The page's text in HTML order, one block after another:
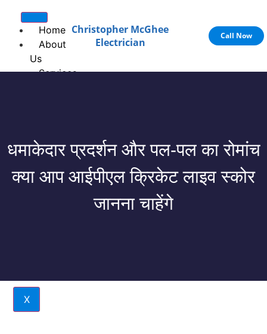
Home
About
Us
Services
Repairs
Heat Pump
Generator Installation
X
Christopher McGhee
Electrician
Call Now
धमाकेदार प्रदर्शन और पल-पल का रोमांच
क्या आप आईपीएल क्रिकेट लाइव स्कोर
जानना चाहेंगे